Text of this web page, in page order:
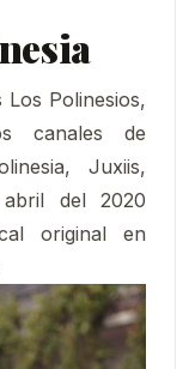
Polinesios,
canales de
Juxiis,
del 2020
original en